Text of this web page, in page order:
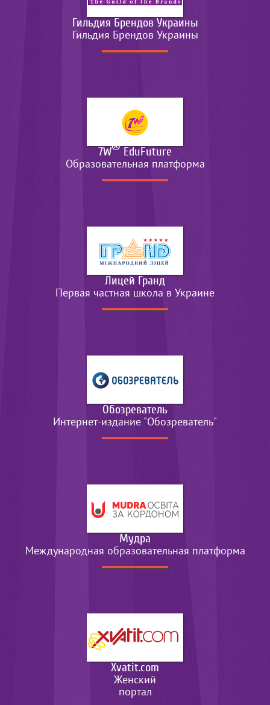
Гильдия Брендов Украины
Гильдия Брендов Украины
7W®EduFuture
Образовательная платформа
Лицей Гранд
Первая частная школа в Украине
Обозреватель
Интернет-издание "Обозреватель"
Мудра
Международная образовательная платформа
Xvatit.com
Женский
портал